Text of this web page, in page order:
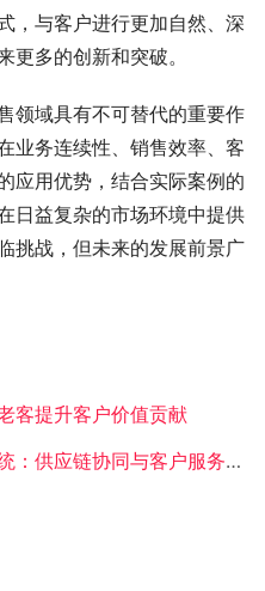
，与客户进行更加自然、深
更多的创新和突破。
领域具有不可替代的重要作
业务连续性、销售效率、客
应用优势，结合实际案例的
日益复杂的市场环境中提供
挑战，但未来的发展前景广
客提升客户价值贡献
应链协同与客户服务的智能化